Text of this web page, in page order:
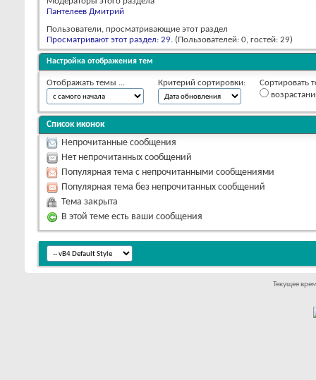
Пантелеев Дмитрий
Пользователи, просматривающие этот раздел
Просматривают этот раздел: 29. (Пользователей: 0, гостей: 29)
Настройка отображения тем
Отображать темы ... Критерий сортировки:
Сортировать
Список иконок
Непрочитанные сообщения
Нет непрочитанных сообщений
Популярная тема с непрочитанными сообщениями
Популярная тема без непрочитанных сообщений
Тема закрыта
В этой теме есть ваши сообщения
Текущее